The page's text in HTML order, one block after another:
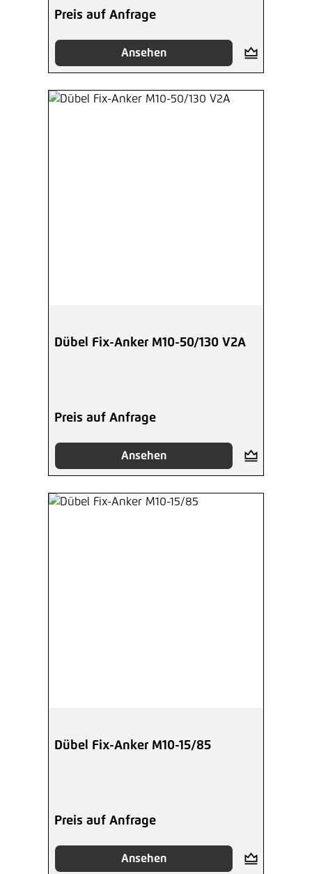
Preis auf Anfrage
Ansehen
Dübel Fix-Anker M10-50/130 V2A
Preis auf Anfrage
Ansehen
Dübel Fix-Anker M10-15/85
Preis auf Anfrage
Ansehen